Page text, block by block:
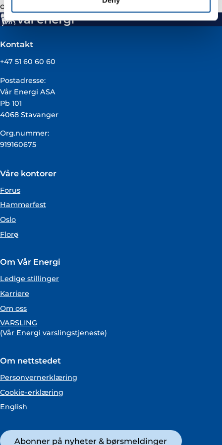
ohc@­esvagt.dk
Kontakt
+47 51 60 60 60
Postadresse:
Vår Energi ASA
Pb 101
4068 Stavanger
Org.nummer:
919160675
Våre kontorer
Forus
Hammerfest
Oslo
Florø
Om Vår Energi
Ledige stillinger
Karriere
Om oss
VARSLING
(Vår Energi varslingstjeneste)
Om nettstedet
Personvernerklæring
Cookie-erklæring
English
Abonner på nyheter & børsmeldinger